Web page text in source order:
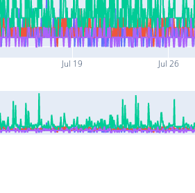
Jul 19 Jul 26